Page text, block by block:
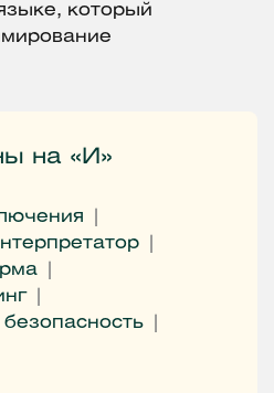
который
на «И»